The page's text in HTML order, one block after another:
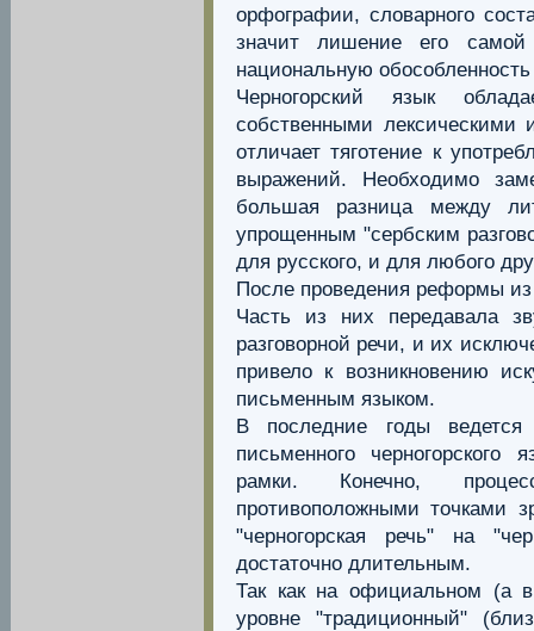
орфографии, словарного
значит лишение его
национальную
Черногорский язык
собственными лексическими
отличает тяготение к
выражений. Необходимо
большая разница между
упрощенным "сербским
для русского, и для любого
После проведения реформы
Часть из них передавала
разговорной речи, и их
привело к возникновению
письменным языком.
В последние годы
письменного черногорского
рамки. Конечно,
противоположными точками
"черногорская речь" на
достаточно длительным.
Так как на официальном (а
уровне "традиционный"